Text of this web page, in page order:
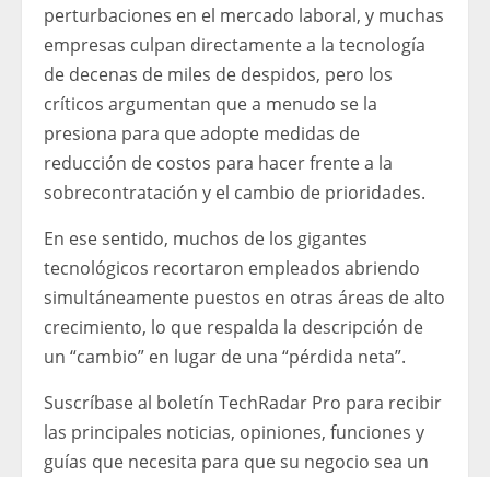
perturbaciones en el mercado laboral, y muchas
empresas culpan directamente a la tecnología
de decenas de miles de despidos, pero los
críticos argumentan que a menudo se la
presiona para que adopte medidas de
reducción de costos para hacer frente a la
sobrecontratación y el cambio de prioridades.
En ese sentido, muchos de los gigantes
tecnológicos recortaron empleados abriendo
simultáneamente puestos en otras áreas de alto
crecimiento, lo que respalda la descripción de
un “cambio” en lugar de una “pérdida neta”.
Suscríbase al boletín TechRadar Pro para recibir
las principales noticias, opiniones, funciones y
guías que necesita para que su negocio sea un